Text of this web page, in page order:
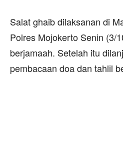
Salat ghaib dilaksanan di
Polres Mojokerto Senin (3/
berjamaah. Setelah itu
pembacaan doa dan tahlil